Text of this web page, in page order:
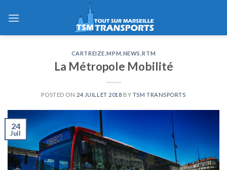
CARTREIZE ,MPM NEWS ,RTM
La Métropole Mobilité
POSTED ON 24 JUILLET 2018 BY TSM TRANSPORTS
24
Juil